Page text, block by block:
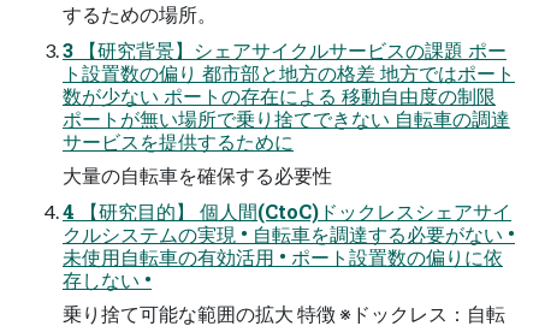
するための場所。
3 【研究背景】シェアサイクルサービスの課題 ポー
ト設置数の偏り 都市部と地方の格差 地方ではポート
数が少ない ポートの存在による 移動自由度の制限
ポートが無い場所で乗り捨てできない 自転車の調達
サービスを提供するために
大量の自転車を確保する必要性
4 【研究目的】 個人間(CtoC)ドックレスシェアサイ
クルシステムの実現 • 自転車を調達する必要がない •
未使用自転車の有効活用 • ポート設置数の偏りに依
存しない •
乗り捨て可能な範囲の拡大 特徴 ※ドックレス：自転